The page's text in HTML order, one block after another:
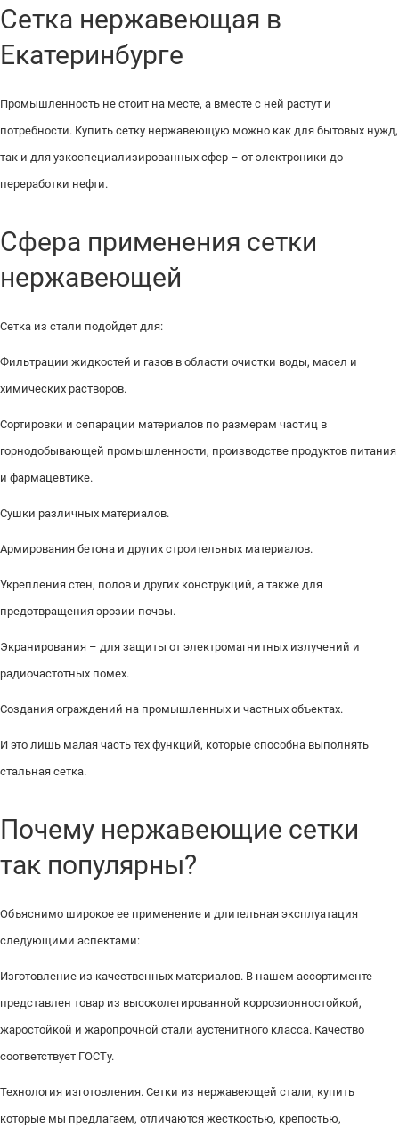
Сетка нержавеющая в
Екатеринбурге
Промышленность не стоит на месте, а вместе с ней растут и
потребности. Купить сетку нержавеющую можно как для бытовых нужд,
так и для узкоспециализированных сфер – от электроники до
переработки нефти.
Сфера применения сетки
нержавеющей
Сетка из стали подойдет для:
Фильтрации жидкостей и газов в области очистки воды, масел и
химических растворов.
Сортировки и сепарации материалов по размерам частиц в
горнодобывающей промышленности, производстве продуктов питания
и фармацевтике.
Сушки различных материалов.
Армирования бетона и других строительных материалов.
Укрепления стен, полов и других конструкций, а также для
предотвращения эрозии почвы.
Экранирования – для защиты от электромагнитных излучений и
радиочастотных помех.
Создания ограждений на промышленных и частных объектах.
И это лишь малая часть тех функций, которые способна выполнять
стальная сетка.
Почему нержавеющие сетки
так популярны?
Объяснимо широкое ее применение и длительная эксплуатация
следующими аспектами:
Изготовление из качественных материалов. В нашем ассортименте
представлен товар из высоколегированной коррозионностойкой,
жаростойкой и жаропрочной стали аустенитного класса. Качество
соответствует ГОСТу.
Технология изготовления. Сетки из нержавеющей стали, купить
которые мы предлагаем, отличаются жесткостью, крепостью,